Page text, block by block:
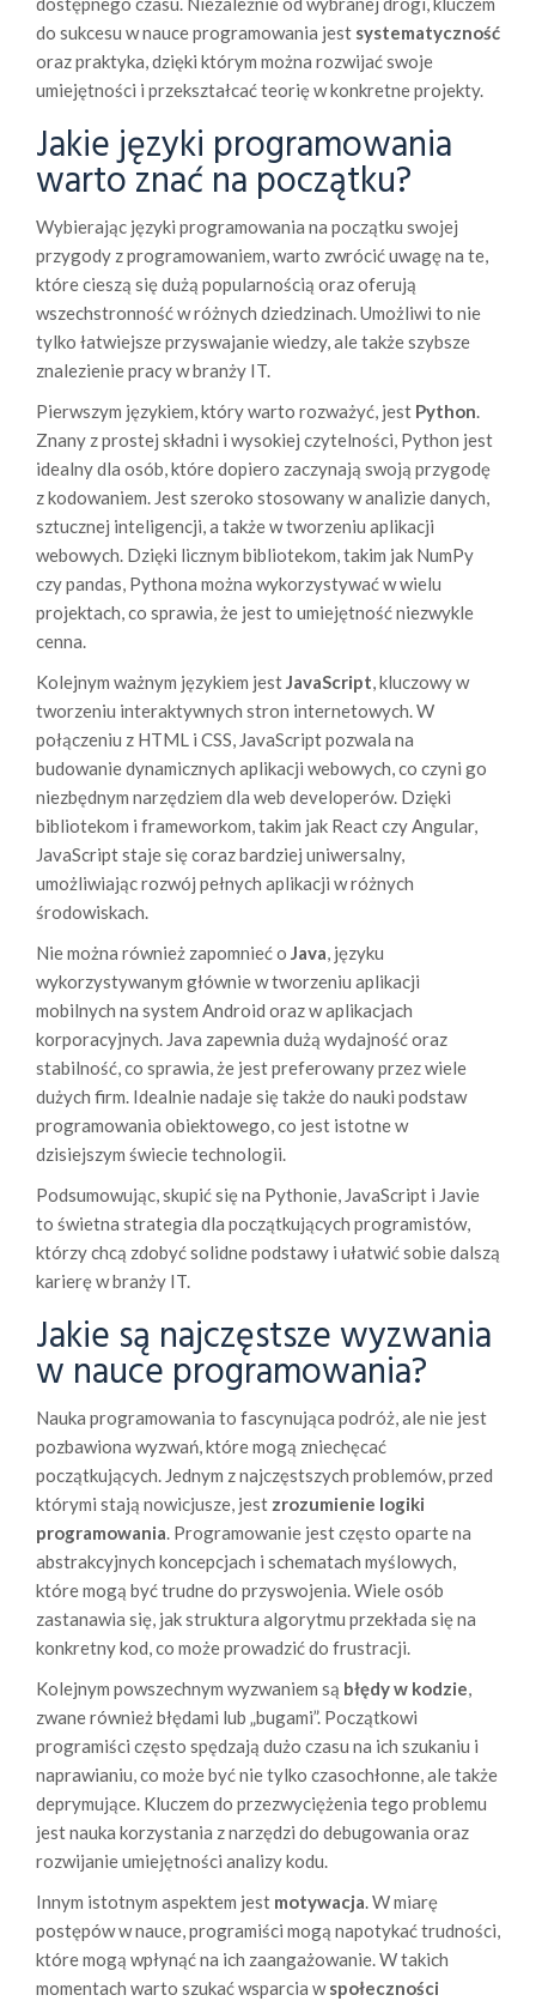
do sukcesu w nauce programowania jest systematyczność
oraz praktyka, dzięki którym można rozwijać swoje
umiejętności i przekształcać teorię w konkretne projekty.
Jakie języki programowania
warto znać na początku?
Wybierając języki programowania na początku swojej
przygody z programowaniem, warto zwrócić uwagę na te,
które cieszą się dużą popularnością oraz oferują
wszechstronność w różnych dziedzinach. Umożliwi to nie
tylko łatwiejsze przyswajanie wiedzy, ale także szybsze
znalezienie pracy w branży IT.
Pierwszym językiem, który warto rozważyć, jest Python.
Znany z prostej składni i wysokiej czytelności, Python jest
idealny dla osób, które dopiero zaczynają swoją przygodę
z kodowaniem. Jest szeroko stosowany w analizie danych,
sztucznej inteligencji, a także w tworzeniu aplikacji
webowych. Dzięki licznym bibliotekom, takim jak NumPy
czy pandas, Pythona można wykorzystywać w wielu
projektach, co sprawia, że jest to umiejętność niezwykle
cenna.
Kolejnym ważnym językiem jestJavaScript, kluczowy w
tworzeniu interaktywnych stron internetowych. W
połączeniu z HTML i CSS, JavaScript pozwala na
budowanie dynamicznych aplikacji webowych, co czyni go
niezbędnym narzędziem dla web developerów. Dzięki
bibliotekom i frameworkom, takim jak React czy Angular,
JavaScript staje się coraz bardziej uniwersalny,
umożliwiając rozwój pełnych aplikacji w różnych
środowiskach.
Nie można również zapomnieć o Java, języku
wykorzystywanym głównie w tworzeniu aplikacji
mobilnych na system Android oraz w aplikacjach
korporacyjnych. Java zapewnia dużą wydajność oraz
stabilność, co sprawia, że jest preferowany przez wiele
dużych firm. Idealnie nadaje się także do nauki podstaw
programowania obiektowego, co jest istotne w
dzisiejszym świecie technologii.
Podsumowując, skupić się na Pythonie, JavaScript i Javie
to świetna strategia dla początkujących programistów,
którzy chcą zdobyć solidne podstawy i ułatwić sobie dalszą
karierę w branży IT.
Jakie są najczęstsze wyzwania
w nauce programowania?
Nauka programowania to fascynująca podróż, ale nie jest
pozbawiona wyzwań, które mogą zniechęcać
początkujących. Jednym z najczęstszych problemów, przed
którymi stają nowicjusze, jest zrozumienie logiki
programowania. Programowanie jest często oparte na
abstrakcyjnych koncepcjach i schematach myślowych,
które mogą być trudne do przyswojenia. Wiele osób
zastanawia się, jak struktura algorytmu przekłada się na
konkretny kod, co może prowadzić do frustracji.
Kolejnym powszechnym wyzwaniem są błędy w kodzie,
zwane również błędami lub „bugami”. Początkowi
programiści często spędzają dużo czasu na ich szukaniu i
naprawianiu, co może być nie tylko czasochłonne, ale także
deprymujące. Kluczem do przezwyciężenia tego problemu
jest nauka korzystania z narzędzi do debugowania oraz
rozwijanie umiejętności analizy kodu.
Innym istotnym aspektem jest motywacja. W miarę
postępów w nauce, programiści mogą napotykać trudności,
które mogą wpłynąć na ich zaangażowanie. W takich
momentach warto szukać wsparcia wspołeczności